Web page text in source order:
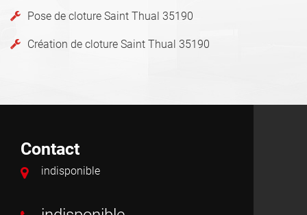
Pose de cloture Saint Thual 35190
Création de cloture Saint Thual 35190
Contact
indisponible